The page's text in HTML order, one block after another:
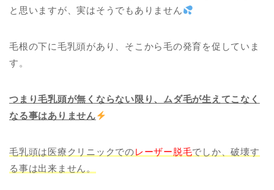
と思いますが、実はそうでもありません
毛根の下に毛乳頭があり、そこから毛の発育を促していま
す。
つまり毛乳頭が無くならない限り、ムダ毛が生えてこなく
なる事はありません
毛乳頭は医療クリニックでのレーザー脱毛でしか、破壊す
る事は出来ません。